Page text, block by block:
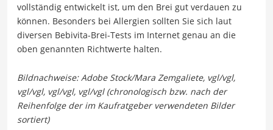
vollständig entwickelt ist, um den Brei gut verdauen zu
können. Besonders bei Allergien sollten Sie sich laut
diversen Bebivita-Brei-Tests im Internet genau an die
oben genannten Richtwerte halten.